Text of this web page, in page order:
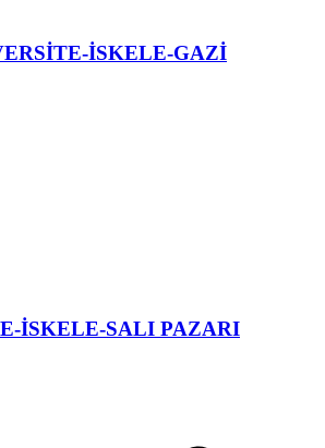
İSKELE-GAZİ
İSKELE-SALI PAZARI